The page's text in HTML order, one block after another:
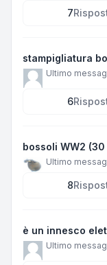
7
stampigliatura
Ultimo
6
bossoli WW2
Ultimo
8
è un innesco
Ultimo